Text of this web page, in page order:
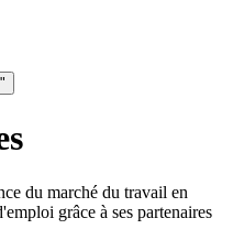
du marché du travail en
grâce à ses partenaires